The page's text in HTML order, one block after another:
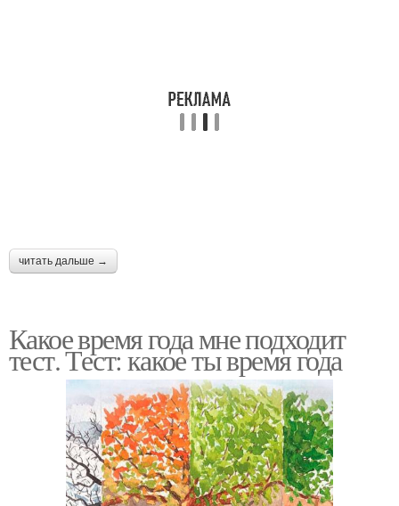
читать дальше →
Какое время года мне подходит
тест. Тест: какое ты время года